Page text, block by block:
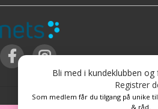
Bli med i kundeklubben
Registrer
Som medlem får du tilgang på unike
& råd.